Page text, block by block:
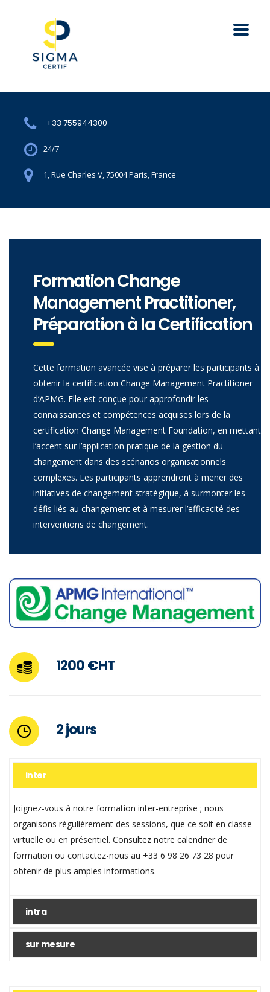
+33 755944300
24/7
1, Rue Charles V, 75004 Paris, France
Formation Change
Management Practitioner,
Préparation à la Certification
Cette formation avancée vise à préparer les participants à
obtenir la certification Change Management Practitioner
d’APMG. Elle est conçue pour approfondir les
connaissances et compétences acquises lors de la
certification Change Management Foundation, en mettant
l’accent sur l’application pratique de la gestion du
changement dans des scénarios organisationnels
complexes. Les participants apprendront à mener des
initiatives de changement stratégique, à surmonter les
défis liés au changement et à mesurer l’efficacité des
interventions de changement.
1200 €HT
2 jours
inter
Joignez-vous à notre formation inter-entreprise ; nous
organisons régulièrement des sessions, que ce soit en classe
virtuelle ou en présentiel. Consultez notre calendrier de
formation ou contactez-nous au +33 6 98 26 73 28 pour
obtenir de plus amples informations.
intra
sur mesure